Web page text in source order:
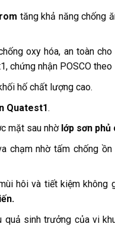
tăng khả năng chống
oxy hóa, an toàn
chứng nhận POSCO theo
hố chất lượng cao.
Quatest1.
mặt sau nhờ lớp sơn
chạm nhờ tấm chống
hôi và tiết kiệm không
quả sinh trưởng của vi